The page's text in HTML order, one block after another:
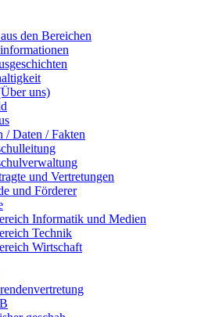
den Bereichen
uns)
/ Daten / Fakten
und Vertretungen
und Förderer
Informatik und Medien
Technik
Wirtschaft